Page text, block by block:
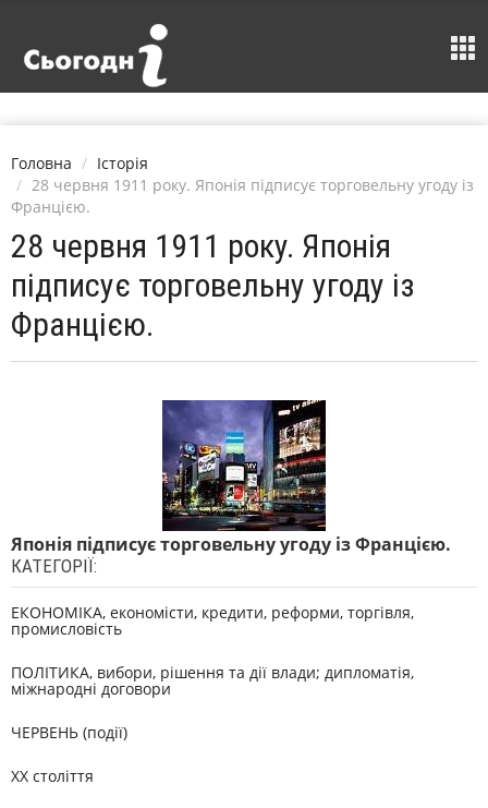
Головна
Історія
28 червня 1911 року. Японія підписує торговельну угоду із
Францією.
28 червня 1911 року. Японія
підписує торговельну угоду із
Францією.
Японія підписує торговельну угоду із Францією.
КАТЕГОРІЇ:
ЕКОНОМІКА, економісти, кредити, реформи, торгівля,
промисловість
ПОЛІТИКА, вибори, рішення та дії влади; дипломатія,
міжнародні договори
ЧЕРВЕНЬ (події)
XX століття